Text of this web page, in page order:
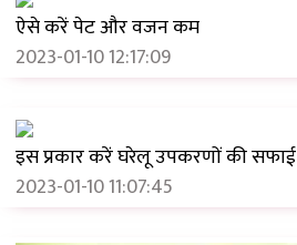
ऐसे करें पेट और वजन कम
2023-01-10 12:17:09
इस प्रकार करें घरेलू उपकरणों की सफाई
2023-01-10 11:07:45